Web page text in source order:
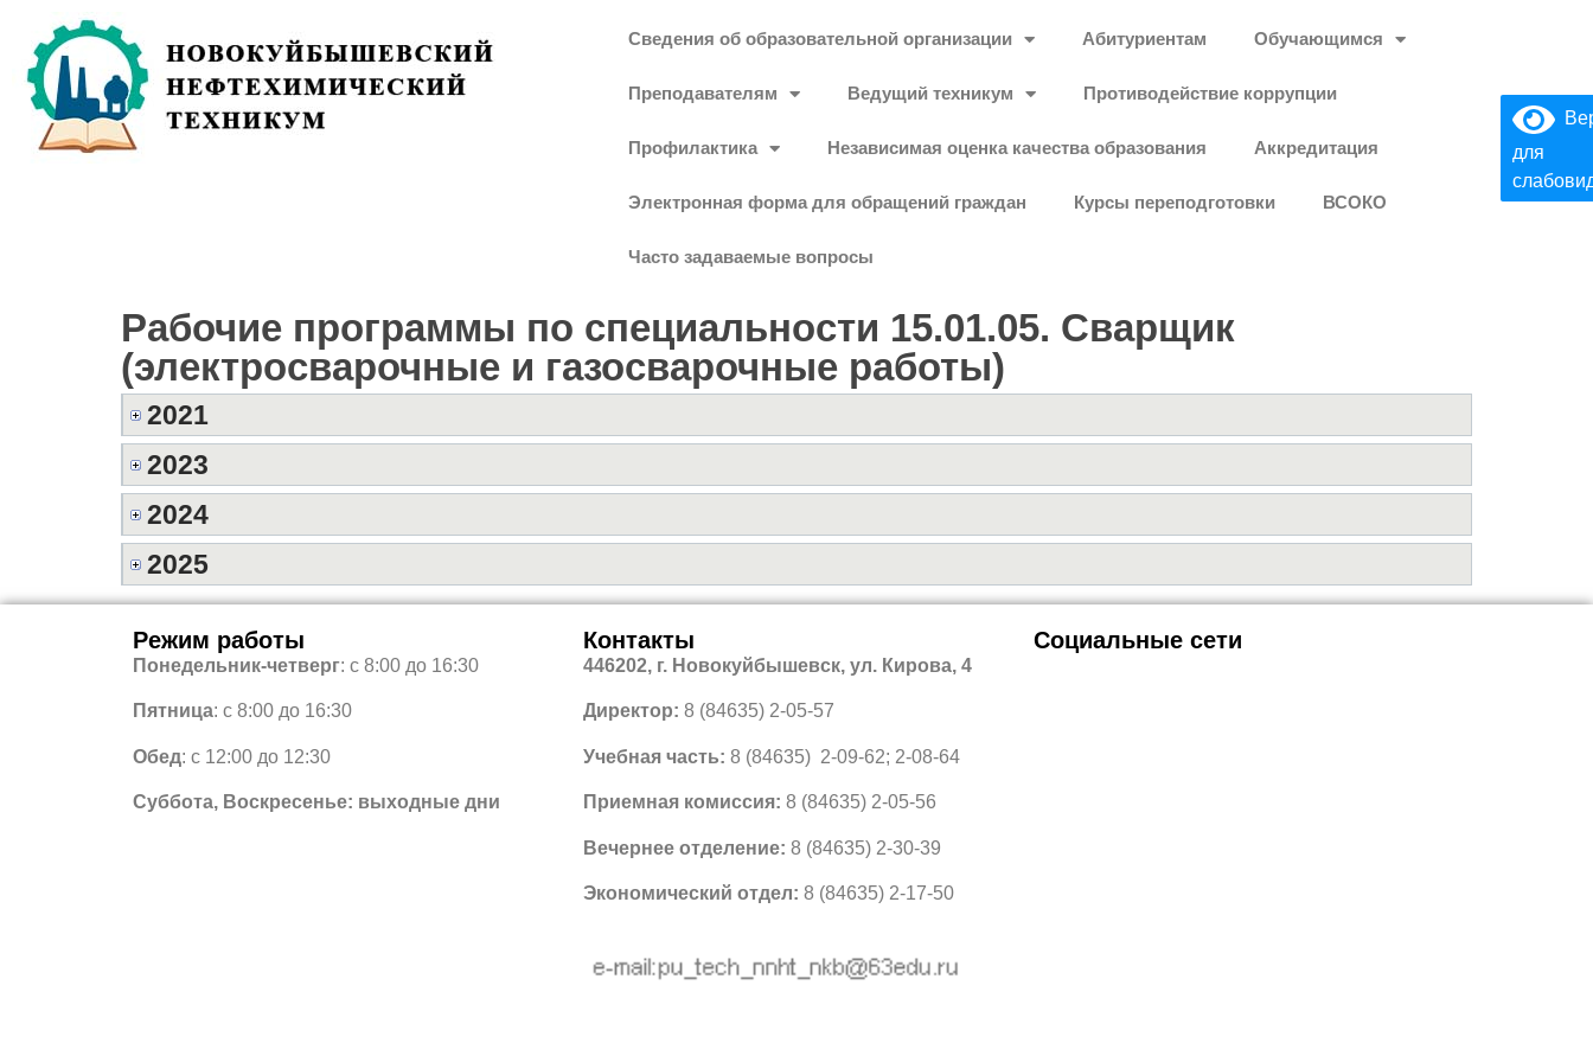
для
Сведения об образовательной организации Абитуриентам Обучающимся
Преподавателям Ведущий техникум Противодействие коррупции
Профилактика Независимая оценка качества образования Аккредитация
Электронная форма для обращений граждан Курсы переподготовки ВСОКО
Часто задаваемые вопросы
Рабочие программы по специальности 15.01.05. Сварщик
(электросварочные и газосварочные работы)
2021
2023
2024
2025
Режим работы
Понедельник-четверг: с 8:00 до 16:30
Пятница: с 8:00 до 16:30
Обед: с 12:00 до 12:30
Суббота, Воскресенье: выходные дни
Контакты
446202, г. Новокуйбышевск, ул. Кирова, 4
Директор: 8 (84635) 2-05-57
Учебная часть: 8 (84635) 2-09-62; 2-08-64
Приемная комиссия: 8 (84635) 2-05-56
Вечернее отделение: 8 (84635) 2-30-39
Экономический отдел: 8 (84635) 2-17-50
Социальные сети